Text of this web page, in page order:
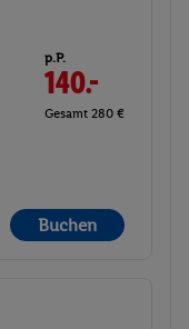
p.P.
140.-
Gesamt 280 €
Buchen